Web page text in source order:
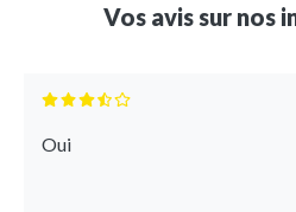
Vos avis sur nos
Oui